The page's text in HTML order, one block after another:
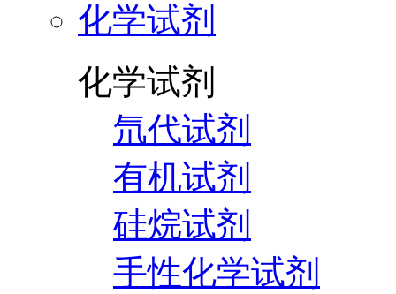
化学试剂
化学试剂
氘代试剂
有机试剂
硅烷试剂
手性化学试剂